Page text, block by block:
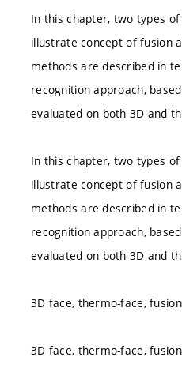
In this chapter, two types
illustrate concept of fusion
methods are described in
recognition approach,
evaluated on both 3D and
In this chapter, two types
illustrate concept of fusion
methods are described in
recognition approach,
evaluated on both 3D and
3D face, thermo-face,
3D face, thermo-face,